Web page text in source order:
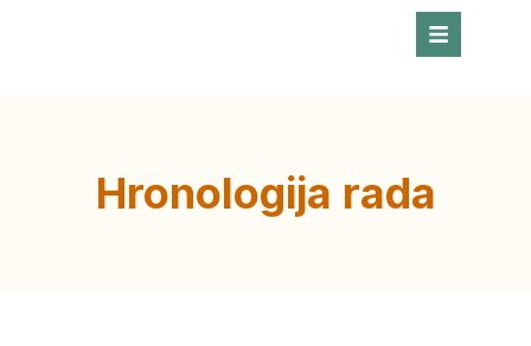
Hronologija rada